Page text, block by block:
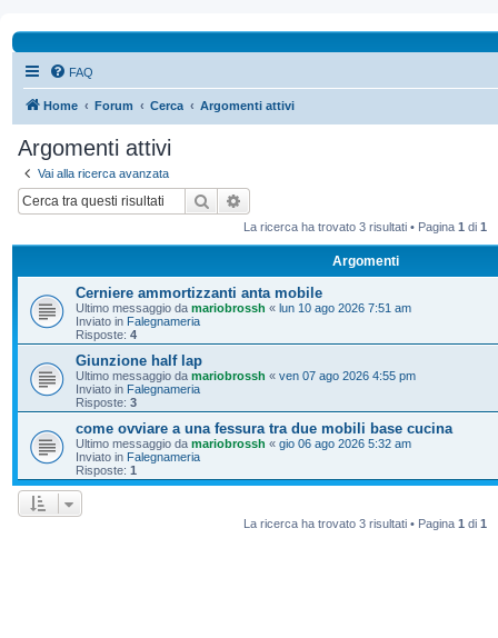
FAQ
Home Forum Cerca Argomenti attivi
Argomenti attivi
Vai alla ricerca avanzata
Cerca
La ricerca ha trovato 3 risultati • Pagina 1 di 1
Argomenti
Cerniere ammortizzanti anta mobile
Ultimo messaggio da mariobrossh « lun 10 ago 2026 7:51 am
Inviato in Falegnameria
Risposte: 4
Giunzione half lap
Ultimo messaggio da mariobrossh « ven 07 ago 2026 4:55 pm
Inviato in Falegnameria
Risposte: 3
come ovviare a una fessura tra due mobili base cucina
Ultimo messaggio da mariobrossh « gio 06 ago 2026 5:32 am
Inviato in Falegnameria
Risposte: 1
La ricerca ha trovato 3 risultati • Pagina 1 di 1